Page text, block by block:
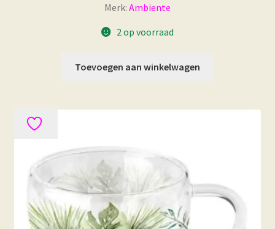
Merk: Ambiente
2 op voorraad
Toevoegen aan winkelwagen